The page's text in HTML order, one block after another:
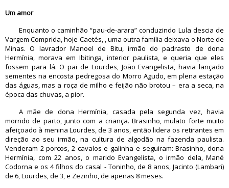
Um amor
Enquanto o caminhão “pau-de-arara” conduzindo Lula descia de
Vargem Comprida, hoje Caetés, , uma outra família deixava o Norte de
Minas. O lavrador Manoel de Bitu, irmão do padrasto de dona
Hermínia, morava em Ibitinga, interior paulista, e queria que eles
fossem para lá. O pai de Lourdes, João Evangelista, havia lançado
sementes na encosta pedregosa do Morro Agudo, em plena estação
das águas, mas a roça de milho e feijão não brotou – era a seca, na
época das chuvas, a pior.
A mãe de dona Hermínia, casada pela segunda vez, havia
morrido de parto, junto com a criança. Brasinho, mulato forte muito
afeiçoado à menina Lourdes, de 3 anos, então lidera os retirantes em
direção ao seu irmão, na cultura de algodão na fazenda paulista.
Venderam 2 porcos, 2 cavalos e galinha e seguiram: Brasinho, dona
Hermínia, com 22 anos, o marido Evangelista, o irmão dela, Mané
Codorna e os 4 filhos do casal - Toninho, de 8 anos, Jacinto (Lambari)
de 6, Lourdes, de 3, e Zezinho, de apenas 8 meses.